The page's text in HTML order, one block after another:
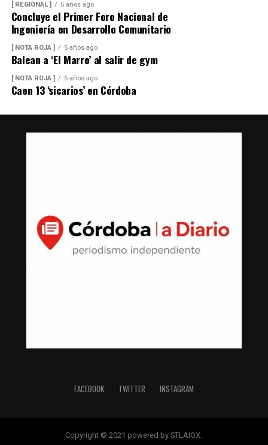
[ REGIONAL ] 5 años ago
Concluye el Primer Foro Nacional de
Ingeniería en Desarrollo Comunitario
[ NOTA ROJA ] 5 años ago
Balean a ‘El Marro’ al salir de gym
[ NOTA ROJA ] 5 años ago
Caen 13 ‘sicarios’ en Córdoba
FACEBOOK TWITTER INSTAGRAM
Copyright © 2021 powered by STLAIOX.